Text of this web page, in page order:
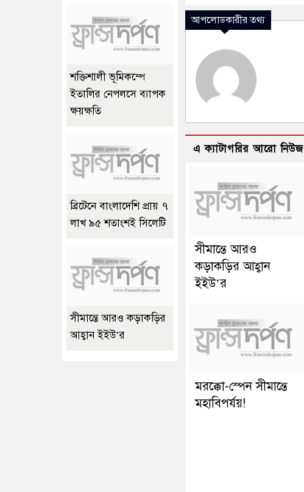
আপলোডকারীর তথ্য
এ ক্যাটাগরির আরো নিউজ
সীমান্তে আরও
কড়াকড়ির আহ্বান
ইইউ’র
মরক্কো-স্পেন সীমান্তে
মহাবিপর্যয়!
শক্তিশালী ভূমিকম্পে
ইতালির নেপলসে ব্যাপক
ক্ষয়ক্ষতি
ব্রিটেনে বাংলাদেশি প্রায় ৭
লাখ ৯৫ শতাংশই সিলেটি
সীমান্তে আরও কড়াকড়ির
আহ্বান ইইউ’র